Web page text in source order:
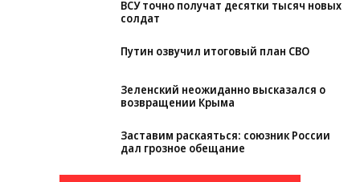
ВСУ точно получат десятки тысяч новых
солдат
Зеленский неожиданно высказался о
Заставим раскаяться: союзник России
дал грозное обещание